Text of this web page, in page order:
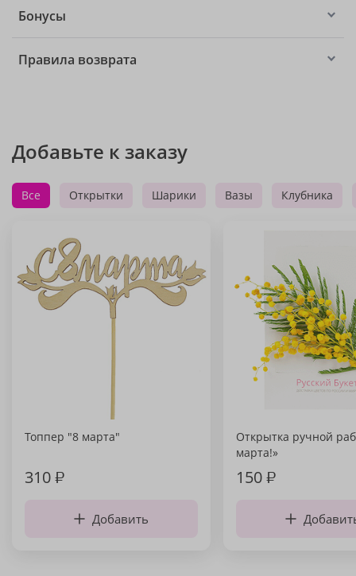
Бонусы
Правила возврата
Добавьте к заказу
Все Открытки Шарики Вазы Клубника
Топпер "8 марта"
310₽
Добавить
Открытка ручной
марта!»
150₽